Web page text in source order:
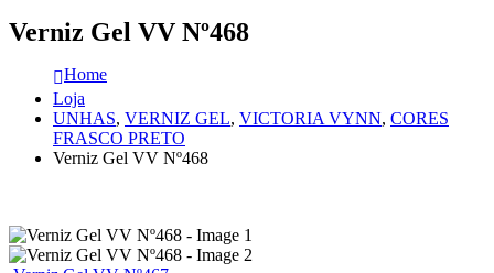
Verniz Gel VV Nº468
Home
Loja
UNHAS, VERNIZ GEL, VICTORIA VYNN, CORES
FRASCO PRETO
Verniz Gel VV Nº468